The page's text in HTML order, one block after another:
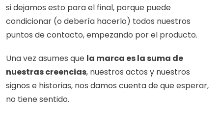
si dejamos esto para el final, porque puede
condicionar (o debería hacerlo) todos nuestros
puntos de contacto, empezando por el producto.
Una vez asumes que la marca es la suma de
nuestras creencias, nuestros actos y nuestros
signos e historias, nos damos cuenta de que esperar,
no tiene sentido.